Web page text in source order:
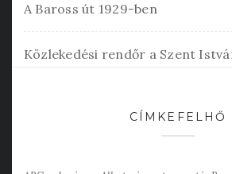
A Baross út 1929-ben
Közlekedési rendőr a Szent
CÍMKEFELHŐ